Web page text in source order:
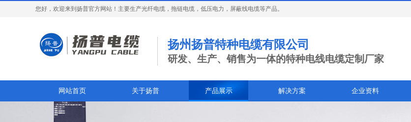
您好，欢迎来到扬普官方网站！主要生产光纤电缆，拖链电缆，低压电力，屏蔽线电缆等产品。
扬州扬普特种电缆有限公司
研发、生产、销售为一体的特种电线电缆定制厂家
网站首页 关于扬普 产品展示 解决方案 企业资料